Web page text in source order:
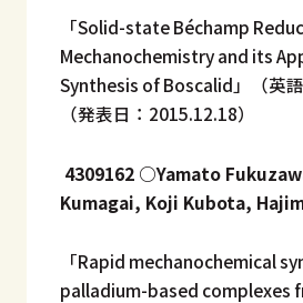
「Solid-state Béchamp
Mechanochemistryand its
Synthesis of Boscalid」（英語
（発表日：2015.12.18）
4309162 ○Yamato
Kumagai, Koji Kubota,
「Rapid mechanochemical
palladium-based complexes